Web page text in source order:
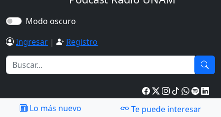
Modo oscuro
Ingresar | Registro
Lo más nuevo
Te puede interesar